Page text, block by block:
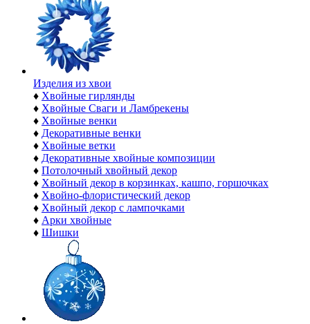
Изделия из хвои
♦ Хвойные гирлянды
♦ Хвойные Сваги и Ламбрекены
♦ Хвойные венки
♦ Декоративные венки
♦ Хвойные ветки
♦ Декоративные хвойные композиции
♦ Потолочный хвойный декор
♦ Хвойный декор в корзинках, кашпо, горшочках
♦ Хвойно-флористический декор
♦ Хвойный декор с лампочками
♦ Арки хвойные
♦ Шишки